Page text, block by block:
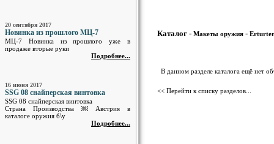
20 сентября 2017
Новинка из прошлого МЦ-7
МЦ-7 Новинка из прошлого уже в
продаже вторые руки
Подробнее...
16 июня 2017
SSG 08 снайперская винтовка
SSG 08 снайперская винтовка
Страна Производства ￼ Австрия в
каталоге оружия б\у
Подробнее...
Каталог - Макеты оружия -
В данном разделе каталога ещё нет
<< Перейти к списку разделов...